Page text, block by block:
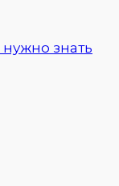
знать